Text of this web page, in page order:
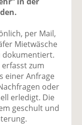
per Mail,
Mietwäsche
dokumentiert.
zum
einer Anfrage
oder
erledigt. Die
geschult und